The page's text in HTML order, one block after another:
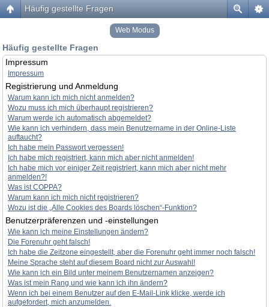
Häufig gestellte Fragen
Web Modus
Häufig gestellte Fragen
Impressum
Impressum
Registrierung und Anmeldung
Warum kann ich mich nicht anmelden?
Wozu muss ich mich überhaupt registrieren?
Warum werde ich automatisch abgemeldet?
Wie kann ich verhindern, dass mein Benutzername in der Online-Liste
auftaucht?
Ich habe mein Passwort vergessen!
Ich habe mich registriert, kann mich aber nicht anmelden!
Ich habe mich vor einiger Zeit registriert, kann mich aber nicht mehr
anmelden?!
Was ist COPPA?
Warum kann ich mich nicht registrieren?
Wozu ist die „Alle Cookies des Boards löschen“-Funktion?
Benutzerpräferenzen und -einstellungen
Wie kann ich meine Einstellungen ändern?
Die Forenuhr geht falsch!
Ich habe die Zeitzone eingestellt, aber die Forenuhr geht immer noch falsch!
Meine Sprache steht auf diesem Board nicht zur Auswahl!
Wie kann ich ein Bild unter meinem Benutzernamen anzeigen?
Was ist mein Rang und wie kann ich ihn ändern?
Wenn ich bei einem Benutzer auf den E-Mail-Link klicke, werde ich
aufgefordert, mich anzumelden.